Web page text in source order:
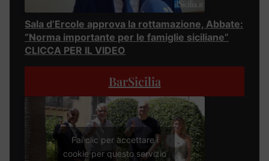
Sala d’Ercole approva la rottamazione, Abbate:
“Norma importante per le famiglie siciliane”
CLICCA PER IL VIDEO
BarSicilia
Fai clic per accettare i
cookie per questo servizio